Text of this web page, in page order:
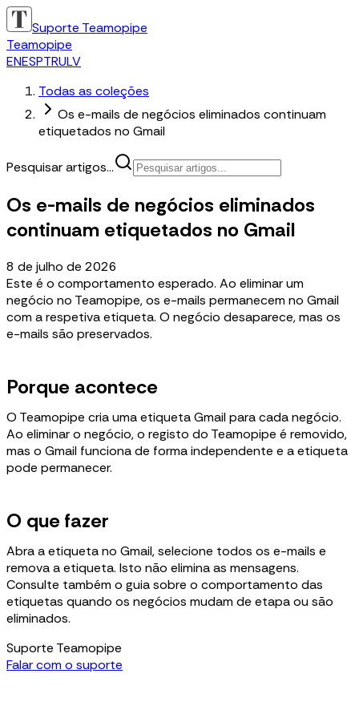
Suporte Teamopipe
Teamopipe
ENESPTRULV
Todas as coleções
Os e-mails de negócios eliminados continuam
etiquetados no Gmail
Pesquisar artigos...
Os e-mails de negócios eliminados
continuam etiquetados no Gmail
8 de julho de 2026
Este é o comportamento esperado. Ao eliminar um
negócio no Teamopipe, os e-mails permanecem no Gmail
com a respetiva etiqueta. O negócio desaparece, mas os
e-mails são preservados.
Porque acontece
O Teamopipe cria uma etiqueta Gmail para cada negócio.
Ao eliminar o negócio, o registo do Teamopipe é removido,
mas o Gmail funciona de forma independente e a etiqueta
pode permanecer.
O que fazer
Abra a etiqueta no Gmail, selecione todos os e-mails e
remova a etiqueta. Isto não elimina as mensagens.
Consulte também o guia sobre o comportamento das
etiquetas quando os negócios mudam de etapa ou são
eliminados.
Suporte Teamopipe
Falar com o suporte